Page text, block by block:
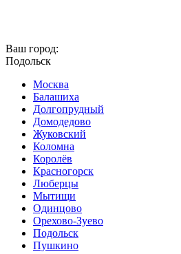
Ваш город:
Подольск
Москва
Балашиха
Долгопрудный
Домодедово
Жуковский
Коломна
Королёв
Красногорск
Люберцы
Мытищи
Одинцово
Орехово-Зуево
Подольск
Пушкино